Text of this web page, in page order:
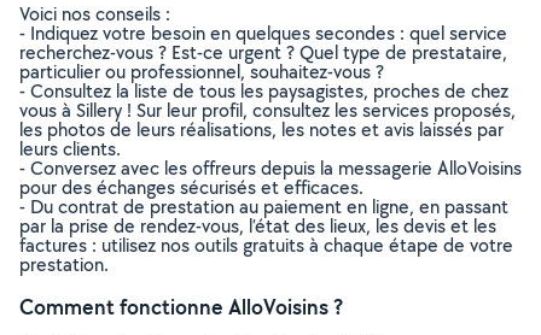
Voici nos conseils :
- Indiquez votre besoin en quelques secondes : quel service
recherchez-vous ? Est-ce urgent ? Quel type de prestataire,
particulier ou professionnel, souhaitez-vous ?
- Consultez la liste de tous les paysagistes, proches de chez
vous à Sillery ! Sur leur profil, consultez les services proposés,
les photos de leurs réalisations, les notes et avis laissés par
leurs clients.
- Conversez avec les offreurs depuis la messagerie AlloVoisins
pour des échanges sécurisés et efficaces.
- Du contrat de prestation au paiement en ligne, en passant
par la prise de rendez-vous, l’état des lieux, les devis et les
factures : utilisez nos outils gratuits à chaque étape de votre
prestation.
Comment fonctionne AlloVoisins ?